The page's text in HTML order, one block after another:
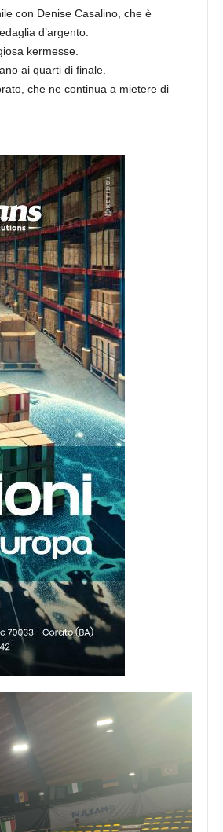
con Denise Casalino, che è
d’argento.
kermesse.
ai quarti di finale.
che ne continua a mietere di